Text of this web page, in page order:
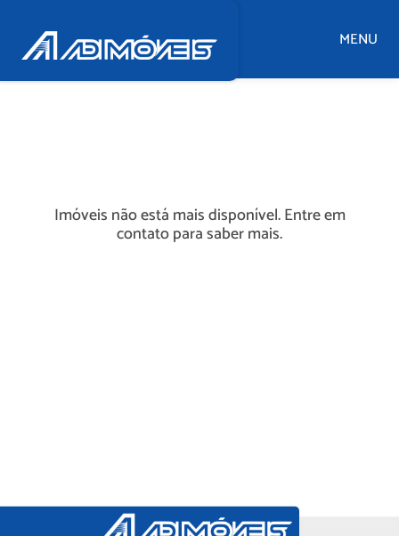
MENU
Imóveis não está mais disponível. Entre em
contato para saber mais.